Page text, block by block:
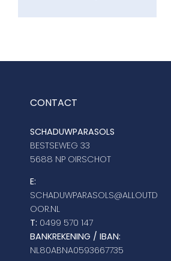
CONTACT
SCHADUWPARASOLS
BESTSEWEG 33
5688 NP OIRSCHOT
E:
SCHADUWPARASOLS@ALLOUTD
OOR.NL
T: 0499 570 147
BANKREKENING / IBAN:
NL80ABNA0593667735